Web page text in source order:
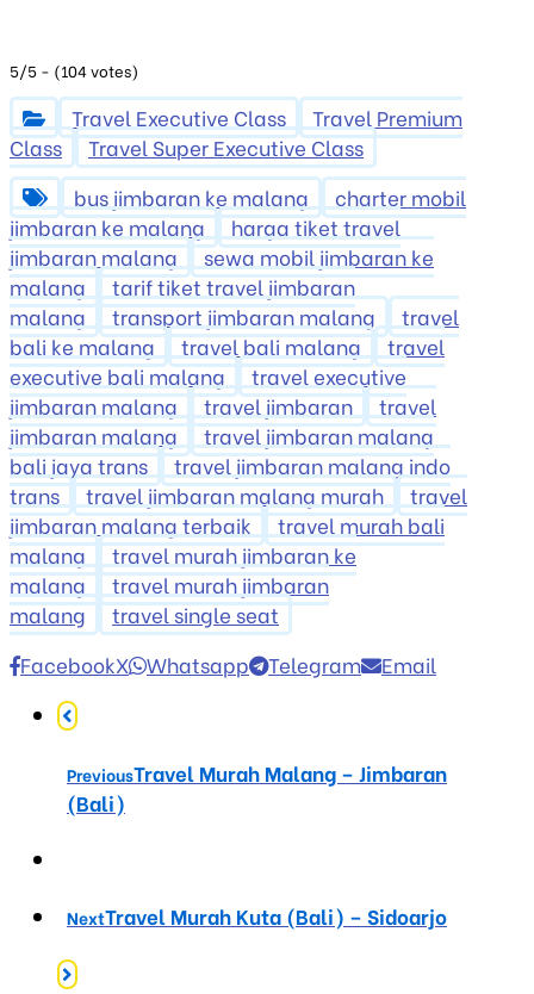
5/5 - (104 votes)
Travel Executive Class
Travel Premium
Class
Travel Super Executive Class
bus jimbaran ke malang
charter mobil
jimbaran ke malang
harga tiket travel
jimbaran malang
sewa mobil jimbaran ke
malang
tarif tiket travel jimbaran
malang
transport jimbaran malang
travel
bali ke malang
travel bali malang
travel
executive bali malang
travel executive
jimbaran malang
travel jimbaran
travel
jimbaran malang
travel jimbaran malang
bali jaya trans
travel jimbaran malang indo
trans
travel jimbaran malang murah
travel
jimbaran malang terbaik
travel murah bali
malang
travel murah jimbaran ke
malang
travel murah jimbaran
malang
travel single seat
FacebookX Whatsapp Telegram Email
PreviousTravel Murah Malang – Jimbaran
(Bali)
NextTravel Murah Kuta (Bali) – Sidoarjo